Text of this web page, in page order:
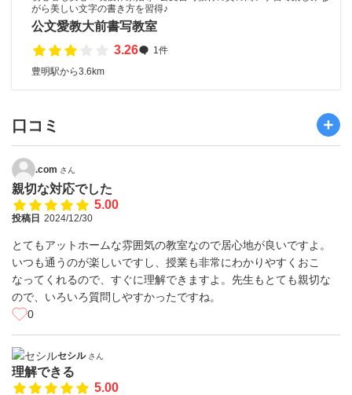
がら美しい文字の書き方を習得♪
公文愛教大前書写教室
3.26
1件
豊明駅から3.6km
口コミ
.com さん
親切な対応でした
5.00
投稿日 2024/12/30
とてもアットホームな雰囲気の教室なので居心地が良いですよ。
いつも通うのが楽しいですし、授業も非常にわかりやすくおこ
なってくれるので、すぐに理解できますよ。先生もとても親切な
ので、いろいろ質問しやすかったですね。
0
セシル さん
理解できる
5.00